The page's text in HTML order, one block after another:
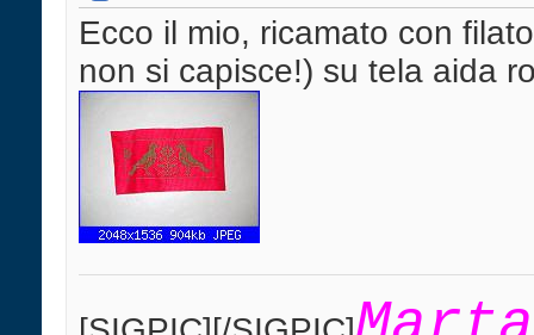
Ecco il mio, ricamato con
non si capisce!) su tela aida